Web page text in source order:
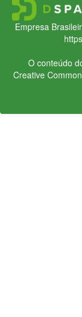
Empresa
O conteúdo
Creative